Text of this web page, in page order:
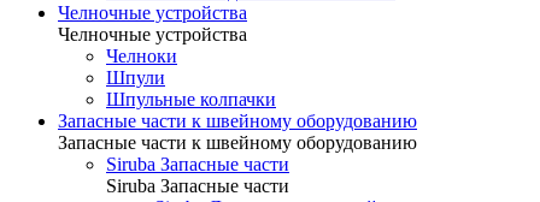
Челночные устройства
Челночные устройства
Челноки
Шпули
Шпульные колпачки
Запасные части к швейному оборудованию
Запасные части к швейному оборудованию
Siruba Запасные части
Siruba Запасные части